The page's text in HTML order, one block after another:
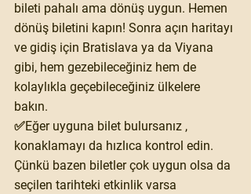
bileti pahalı ama dönüş uygun. Hemen
dönüş biletini kapın! Sonra açın haritayı
ve gidiş için Bratislava ya da Viyana
gibi, hem gezebileceğiniz hem de
kolaylıkla geçebileceğiniz ülkelere
bakın.
✅Eğer uyguna bilet bulursanız ,
konaklamayı da hızlıca kontrol edin.
Çünkü bazen biletler çok uygun olsa da
seçilen tarihteki etkinlik varsa